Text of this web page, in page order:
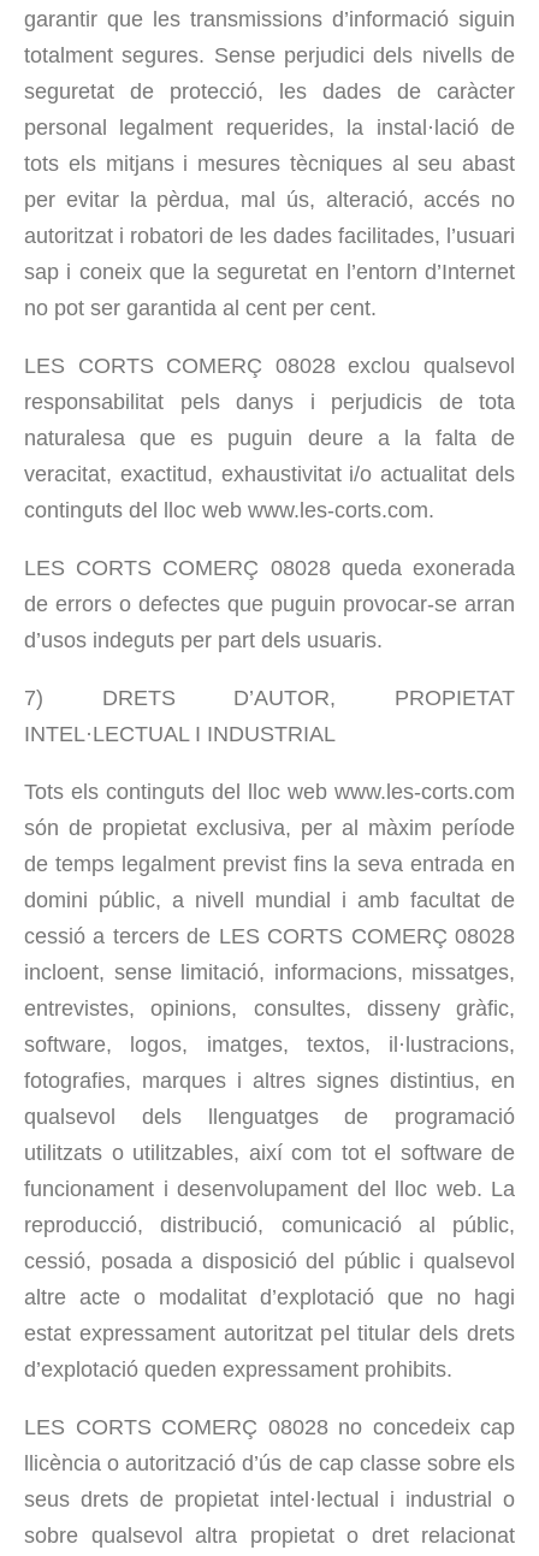
garantir que les transmissions d’informació siguin
totalment segures. Sense perjudici dels nivells de
seguretat de protecció, les dades de caràcter
personal legalment requerides, la instal·lació de
tots els mitjans i mesures tècniques al seu abast
per evitar la pèrdua, mal ús, alteració, accés no
autoritzat i robatori de les dades facilitades, l’usuari
sap i coneix que la seguretat en l’entorn d’Internet
no pot ser garantida al cent per cent.
LES CORTS COMERÇ 08028 exclou qualsevol
responsabilitat pels danys i perjudicis de tota
naturalesa que es puguin deure a la falta de
veracitat, exactitud, exhaustivitat i/o actualitat dels
continguts del lloc web www.les-corts.com.
LES CORTS COMERÇ 08028 queda exonerada
de errors o defectes que puguin provocar-se arran
d’usos indeguts per part dels usuaris.
7) DRETS D’AUTOR, PROPIETAT
INTEL·LECTUAL I INDUSTRIAL
Tots els continguts del lloc web www.les-corts.com
són de propietat exclusiva, per al màxim període
de temps legalment previst fins la seva entrada en
domini públic, a nivell mundial i amb facultat de
cessió a tercers de LES CORTS COMERÇ 08028
incloent, sense limitació, informacions, missatges,
entrevistes, opinions, consultes, disseny gràfic,
software, logos, imatges, textos, il·lustracions,
fotografies, marques i altres signes distintius, en
qualsevol dels llenguatges de programació
utilitzats o utilitzables, així com tot el software de
funcionament i desenvolupament del lloc web. La
reproducció, distribució, comunicació al públic,
cessió, posada a disposició del públic i qualsevol
altre acte o modalitat d’explotació que no hagi
estat expressament autoritzat pel titular dels drets
d’explotació queden expressament prohibits.
LES CORTS COMERÇ 08028 no concedeix cap
llicència o autorització d’ús de cap classe sobre els
seus drets de propietat intel·lectual i industrial o
sobre qualsevol altra propietat o dret relacionat